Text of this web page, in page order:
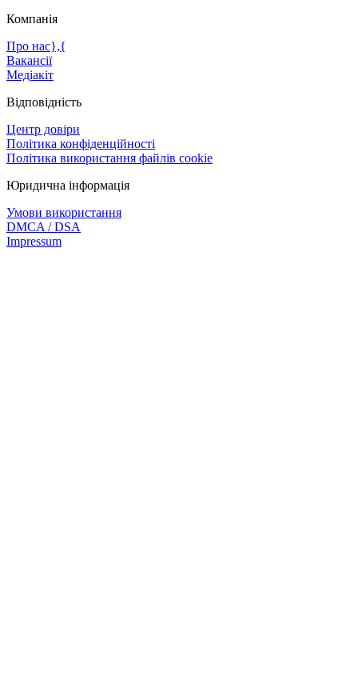
Компанія
Про нас},{
Вакансії
Медіакіт
Відповідність
Центр довіри
Політика конфіденційності
Політика використання файлів cookie
Юридична інформація
Умови використання
DMCA / DSA
Impressum